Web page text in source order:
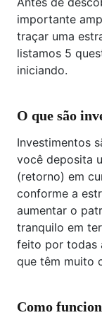
importante
traçar uma
listamos 5
iniciando.
O que são
Investimentos
você deposita
(retorno) em
conforme a
aumentar o
tranquilo em
feito por todas
que têm muito
Como